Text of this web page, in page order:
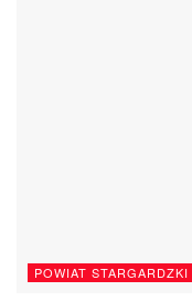
POWIAT STARGARDZKI